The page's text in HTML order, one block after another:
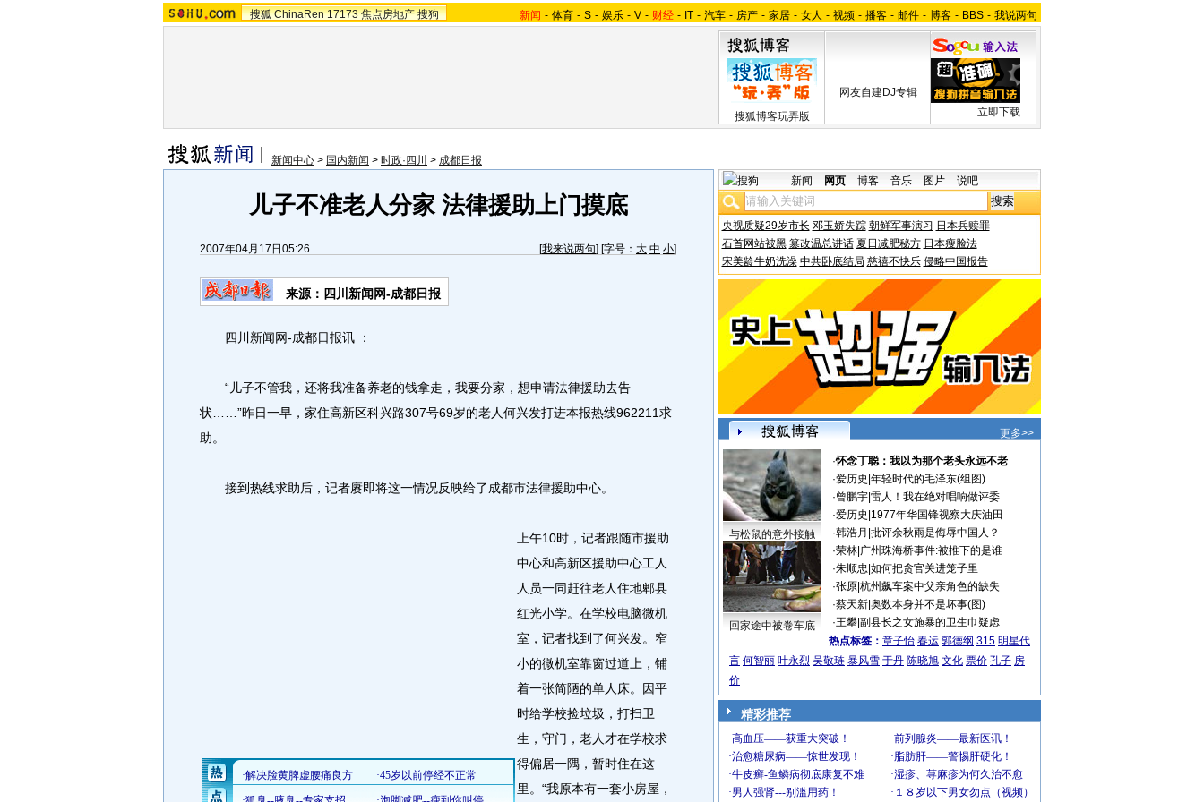
搜狐 ChinaRen 17173 焦点房地产 搜狗 新闻 - 体育 - S - 娱乐 - V - 财经 - IT - 汽车 - 房产 - 家居 - 女人 - 视频 - 播客 - 邮件 - 博客 - BBS - 我说两句
搜狐博客玩弄版
网友自建DJ专辑
立即下载
新闻中心 > 国内新闻 > 时政·四川 > 成都日报
儿子不准老人分家 法律援助上门摸底
2007年04月17日05:26 [我来说两句] [字号： 大 中 小]
来源：四川新闻网-成都日报
四川新闻网-成都日报讯 ：
“儿子不管我，还将我准备养老的钱拿走，我要分家，想申请法律援助去告
状……”昨日一早，家住高新区科兴路307号69岁的老人何兴发打进本报热线962211求
助。
接到热线求助后，记者赓即将这一情况反映给了成都市法律援助中心。
上午10时，记者跟随市援助
中心和高新区援助中心工人
人员一同赶往老人住地郫县
红光小学。在学校电脑微机
室，记者找到了何兴发。窄
小的微机室靠窗过道上，铺
着一张简陋的单人床。因平
时给学校捡垃圾，打扫卫
生，守门，老人才在学校求
得偏居一隅，暂时住在这
里。“我原本有一套小房屋，
新闻 网页 博客 音乐 图片 说吧
央视质疑29岁市长 邓玉娇失踪 朝鲜军事演习 日本兵赎罪
石首网站被黑 篡改温总讲话 夏日减肥秘方 日本瘦脸法
宋美龄牛奶洗澡 中共卧底结局 慈禧不快乐 侵略中国报告
更多>>
与松鼠的意外接触
回家途中被卷车底
·怀念丁聪：我以为那个老头永远不老
·爱历史 年轻时代的毛泽东(组图)
·曾鹏宇| 雷人！我在绝对唱响做评委
·爱历史 1977年华国锋视察大庆油田
·韩浩月 批评余秋雨是侮辱中国人？
·荣林| 广州珠海桥事件:被推下的是谁
·朱顺忠 如何把贪官关进笼子里
·张原| 杭州飙车案中父亲角色的缺失
·蔡天新| 奥数本身并不是坏事(图)
·王攀| 副县长之女施暴的卫生巾疑虑
热点标签： 章子怡 春运 郭德纲 315 明星代
言 何智丽 叶永烈 吴敬琏 暴风雪 于丹 陈晓旭 文化 票价 孔子 房
价
精彩推荐